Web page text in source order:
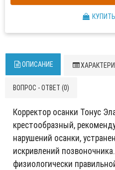
ОПИСАНИЕ
ВОПРОС - ОТВЕТ (0)
Корректор осанки Тонус
крестообразный,
нарушений осанки,
искривлений
физиологически